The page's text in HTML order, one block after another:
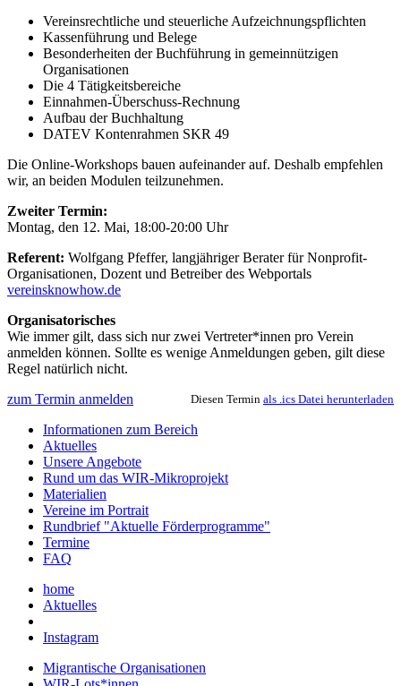
Vereinsrechtliche und steuerliche Aufzeichnungspflichten
Kassenführung und Belege
Besonderheiten der Buchführung in gemeinnützigen
Organisationen
Die 4 Tätigkeitsbereiche
Einnahmen-Überschuss-Rechnung
Aufbau der Buchhaltung
DATEV Kontenrahmen SKR 49
Die Online-Workshops bauen aufeinander auf. Deshalb empfehlen
wir, an beiden Modulen teilzunehmen.
Zweiter Termin:
Montag, den 12. Mai, 18:00-20:00 Uhr
Referent: Wolfgang Pfeffer, langjähriger Berater für Nonprofit-
Organisationen, Dozent und Betreiber des Webportals
vereinsknowhow.de
Organisatorisches
Wie immer gilt, dass sich nur zwei Vertreter*innen pro Verein
anmelden können. Sollte es wenige Anmeldungen geben, gilt diese
Regel natürlich nicht.
zum Termin anmelden
Diesen Termin als .ics Datei herunterladen
Informationen zum Bereich
Aktuelles
Unsere Angebote
Rund um das WIR-Mikroprojekt
Materialien
Vereine im Portrait
Rundbrief "Aktuelle Förderprogramme"
Termine
FAQ
home
Aktuelles
Instagram
Migrantische Organisationen